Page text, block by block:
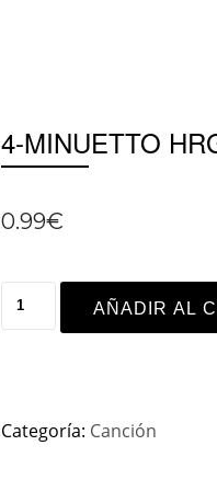
4-MINUETTO
0.99€
AÑADIR AL
Categoría: Canción